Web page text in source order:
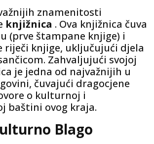
znamenitosti
knjižnica . Ova knjižnica čuva
(prve štampane knjige) i
riječi knjige, uključujući djela
Zahvaljujući svojoj
je jedna od najvažnijih u
čuvajući dragocjene
o kulturnoj i
baštini ovog kraja.
Blago